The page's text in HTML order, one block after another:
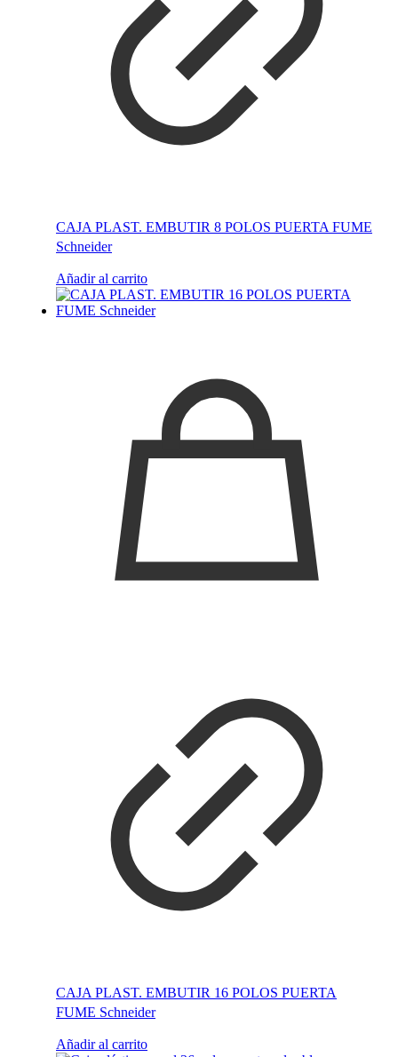
CAJA PLAST. EMBUTIR 8 POLOS PUERTA FUME
Schneider
Añadir al carrito
CAJA PLAST. EMBUTIR 16 POLOS PUERTA
FUME Schneider
Añadir al carrito